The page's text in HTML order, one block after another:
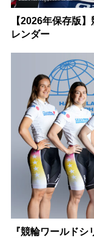
【2026年保存版
レンダー
『競輪ワールド